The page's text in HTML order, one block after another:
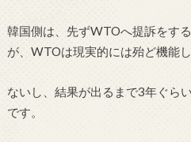
韓国側は、先ずWTOへ提訴をす
が、WTOは現実的には殆ど機能
ないし、結果が出るまで3年ぐら
です。